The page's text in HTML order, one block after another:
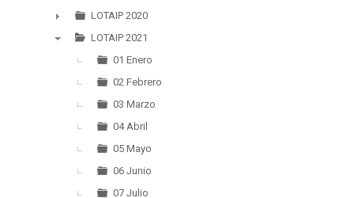
►
►
LOTAIP 2020
LOTAIP 2021
01 Enero
02 Febrero
03 Marzo
04 Abril
05 Mayo
06 Junio
07 Julio